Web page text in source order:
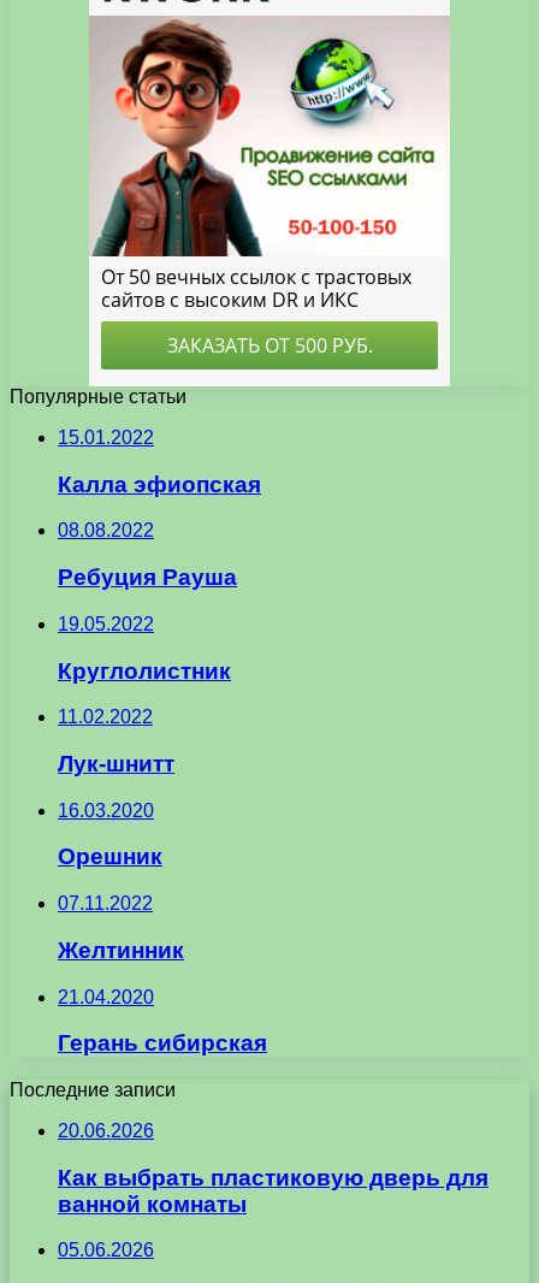
Популярные статьи
15.01.2022
Калла эфиопская
08.08.2022
Ребуция Рауша
19.05.2022
Круглолистник
11.02.2022
Лук-шнитт
16.03.2020
Орешник
07.11.2022
Желтинник
21.04.2020
Герань сибирская
Последние записи
20.06.2026
Как выбрать пластиковую дверь для
ванной комнаты
05.06.2026